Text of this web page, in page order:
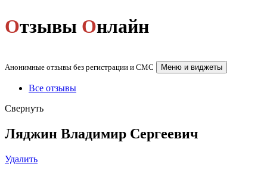
Отзывы Онлайн
Анонимные отзывы без регистрации и СМС Меню и виджеты
Все отзывы
Свернуть
Ляджин Владимир Сергеевич
Удалить